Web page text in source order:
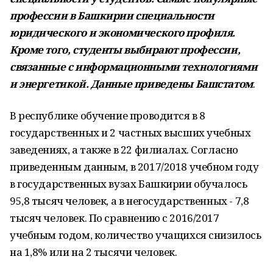
профессии в Башкирии специальности
юридического и экономического профиля.
Кроме того, студенты выбирают профессии,
связанные с информационными технологиями
и энергетикой. Данные приведены Башстатом.
В республике обучение проводится в 8
государственных и 2 частных высших учебных
заведениях, а также в 22 филиалах. Согласно
приведенным данным, в 2017/2018 учебном году
в государственных вузах Башкирии обучалось
95,8 тысяч человек, а в негосударственных - 7,8
тысяч человек. По сравнению с 2016/2017
учебным годом, количество учащихся снизилось
на 1,8% или на 2 тысячи человек.